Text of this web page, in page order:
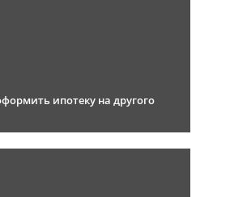
ипотеку на другого